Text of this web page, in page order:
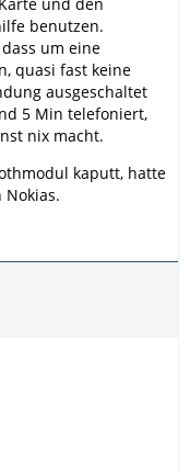
benutzen.
um eine
quasi fast keine
ausgeschaltet
5 Min telefoniert,
nix macht.
kaputt, hatte